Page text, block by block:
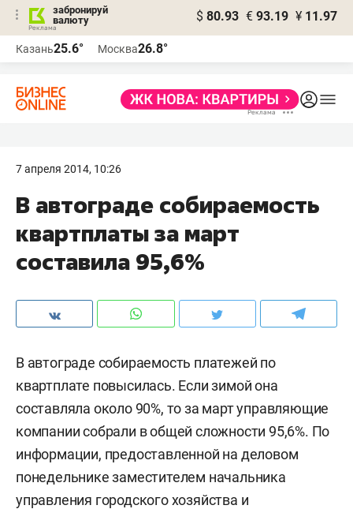
забронируй
валюту
$ 80.93 € 93.19 ¥ 11.97
Казань25.6° Москва26.8°
7 апреля 2014, 10:26
В автограде собираемость
квартплаты за март
составила 95,6%
В автограде собираемость платежей по
квартплате повысилась. Если зимой она
составляла около 90%, то за март управляющие
компании собрали в общей сложности 95,6%. По
информации, предоставленной на деловом
понедельнике заместителем начальника
управления городского хозяйства и